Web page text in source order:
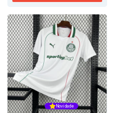
Novidade